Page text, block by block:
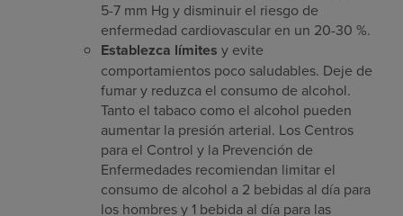
5-7 mm Hg y disminuir el riesgo de
enfermedad cardiovascular en un 20-30 %.
Establezca límites y evite
comportamientos poco saludables. Deje de
fumar y reduzca el consumo de alcohol.
Tanto el tabaco como el alcohol pueden
aumentar la presión arterial. Los Centros
para el Control y la Prevención de
Enfermedades recomiendan limitar el
consumo de alcohol a 2 bebidas al día para
los hombres y 1 bebida al día para las